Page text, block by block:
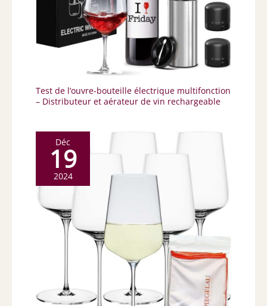
Test de l’ouvre-bouteille électrique multifonction
– Distributeur et aérateur de vin rechargeable
Déc
19
2024